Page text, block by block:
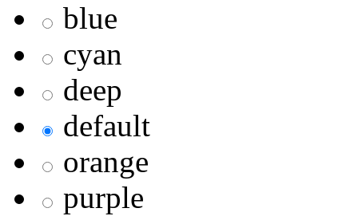
blue
cyan
deep
default
orange
purple